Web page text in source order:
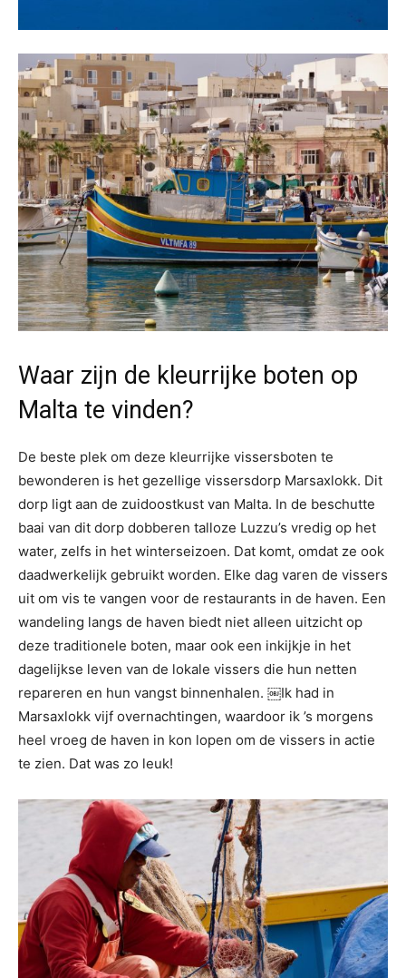
Waar zijn de kleurrijke boten op
Malta te vinden?
De beste plek om deze kleurrijke vissersboten te
bewonderen is het gezellige vissersdorp Marsaxlokk. Dit
dorp ligt aan de zuidoostkust van Malta. In de beschutte
baai van dit dorp dobberen talloze Luzzu’s vredig op het
water, zelfs in het winterseizoen. Dat komt, omdat ze ook
daadwerkelijk gebruikt worden. Elke dag varen de vissers
uit om vis te vangen voor de restaurants in de haven. Een
wandeling langs de haven biedt niet alleen uitzicht op
deze traditionele boten, maar ook een inkijkje in het
dagelijkse leven van de lokale vissers die hun netten
repareren en hun vangst binnenhalen. ￼Ik had in
Marsaxlokk vijf overnachtingen, waardoor ik ’s morgens
heel vroeg de haven in kon lopen om de vissers in actie
te zien. Dat was zo leuk!